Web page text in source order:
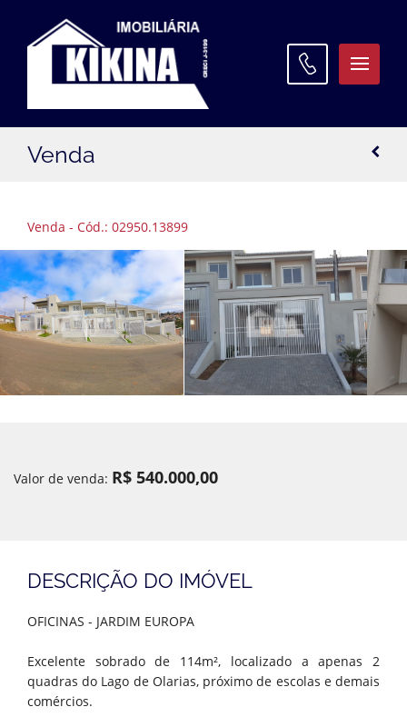
Venda
Venda - Cód.: 02950.13899
Valor de venda: R$ 540.000,00
DESCRIÇÃO DO IMÓVEL
OFICINAS - JARDIM EUROPA
Excelente sobrado de 114m², localizado a apenas 2
quadras do Lago de Olarias, próximo de escolas e demais
comércios.
ATENDIMENTO
Filial Santa Paula:(42) 3027 9645
Filial Oficinas:(42) 3027 9640